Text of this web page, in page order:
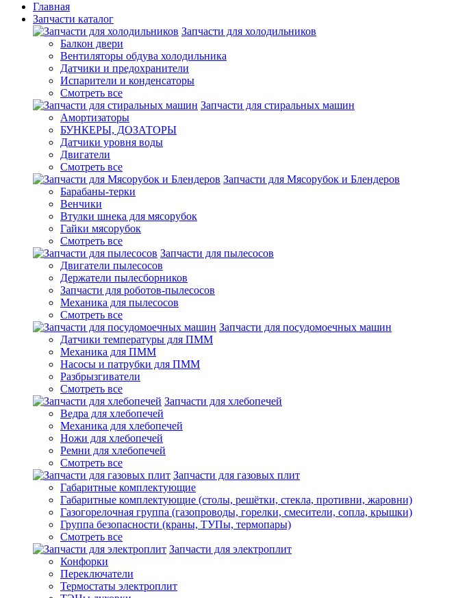
Главная
Запчасти каталог
Запчасти для холодильников
Балкон двери
Вентиляторы обдува холодильника
Датчики и предохранители
Испарители и конденсаторы
Смотреть все
Запчасти для стиральных машин
Амортизаторы
БУНКЕРЫ, ДОЗАТОРЫ
Датчики уровня воды
Двигатели
Смотреть все
Запчасти для Мясорубок и Блендеров
Барабаны-терки
Венчики
Втулки шнека для мясорубок
Гайки мясорубок
Смотреть все
Запчасти для пылесосов
Двигатели пылесосов
Держатели пылесборников
Запчасти для роботов-пылесосов
Механика для пылесосов
Смотреть все
Запчасти для посудомоечных машин
Датчики температуры для ПММ
Механика для ПММ
Насосы и патрубки для ПММ
Разбрызгиватели
Смотреть все
Запчасти для хлебопечей
Ведра для хлебопечей
Механика для хлебопечей
Ножи для хлебопечей
Ремни для хлебопечей
Смотреть все
Запчасти для газовых плит
Габаритные комплектующие
Габаритные комплектующие (столы, решётки, стекла, противни, жаровни)
Газогорелочная группа (газопроводы, горелки, смесители, сопла, крышки)
Группа безопасности (краны, ТУПы, термопары)
Смотреть все
Запчасти для электроплит
Конфорки
Переключатели
Термостаты электроплит